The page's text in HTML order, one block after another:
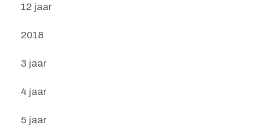
12 jaar
2018
3 jaar
4 jaar
5 jaar